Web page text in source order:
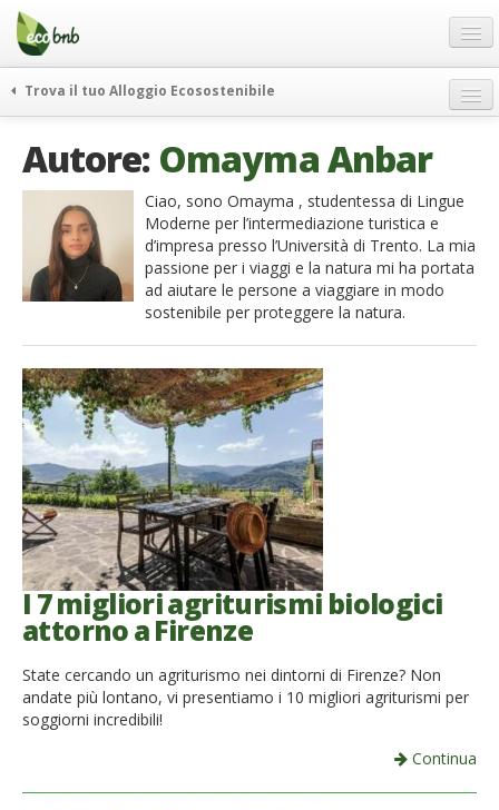
Menu
Salta
contenuto
Offerte Speciali
Regali
FAQ
Chi Siamo
Partner
German
English
Spanish
French
Italiano
Trova il tuo Alloggio Ecosostenibile
itinerari
curiosità
vivere e viaggiare verde
news ed eventi
ecohotel
Autore: Omayma Anbar
Ciao, sono Omayma , studentessa di Lingue
Moderne per l’intermediazione turistica e
d’impresa presso l’Università di Trento. La mia
passione per i viaggi e la natura mi ha portata
ad aiutare le persone a viaggiare in modo
sostenibile per proteggere la natura.
I 7 migliori agriturismi biologici
attorno a Firenze
State cercando un agriturismo nei dintorni di Firenze? Non
andate più lontano, vi presentiamo i 10 migliori agriturismi per
soggiorni incredibili!
Continua